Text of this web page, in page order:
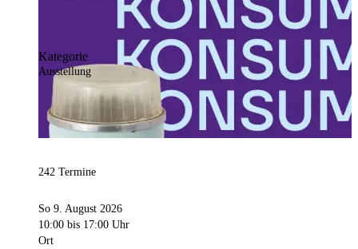
Kategorie
Ausstellung
242 Termine
So 9. August 2026
10:00 bis 17:00 Uhr
Ort